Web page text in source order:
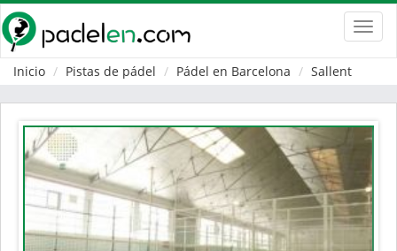
Inicio
Pistas de pádel Pádel en Barcelona Sallent